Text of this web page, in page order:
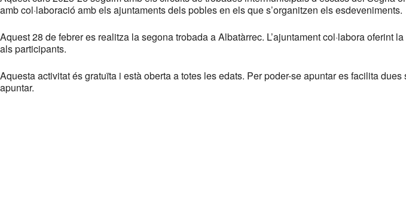
amb col·laboració amb els ajuntaments dels pobles en els que s’organitzen els esdeveniments.
Aquest 28 de febrer es realitza la segona trobada a Albatàrrec. L’ajuntament col·labora
als participants.
Aquesta activitat és gratuïta i està oberta a totes les edats. Per poder-se apuntar es facilita
apuntar.